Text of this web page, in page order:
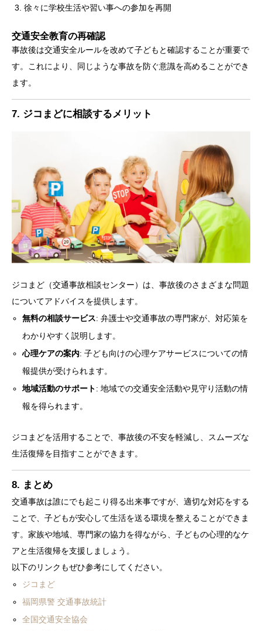
徐々に学校生活や習い事への参加を再開
交通安全教育の再確認
事故後は交通安全ルールを改めて子どもと確認することが重要で
す。これにより、同じような事故を防ぐ意識を高めることができ
ます。
7. ジコまどに相談するメリット
ジコまど（交通事故相談センター）は、事故後のさまざまな問題
についてアドバイスを提供します。
無料の相談サービス: 弁護士や交通事故の専門家が、対応策を
わかりやすく説明します。
心理ケアの案内: 子ども向けの心理ケアサービスについての情
報提供が受けられます。
地域活動のサポート: 地域での交通安全活動や見守り活動の情
報を得られます。
ジコまどを活用することで、事故後の不安を軽減し、スムーズな
生活復帰を目指すことができます。
8. まとめ
交通事故は誰にでも起こり得る出来事ですが、適切な対応をする
ことで、子どもが安心して生活を送る環境を整えることができま
す。家族や地域、専門家の協力を得ながら、子どもの心理的なケ
アと生活復帰を支援しましょう。
以下のリンクもぜひ参考にしてください。
ジコまど
福岡県警 交通事故統計
全国交通安全協会